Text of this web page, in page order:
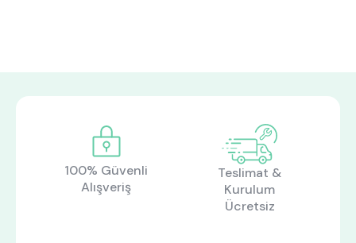
100% Güvenli
Alışveriş
Teslimat &
Kurulum
Ücretsiz